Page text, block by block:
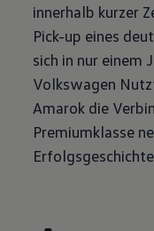
innerhalb kurzer
Pick-up eines
sich in nur einem
Volkswagen
Amarok die
Premiumklasse